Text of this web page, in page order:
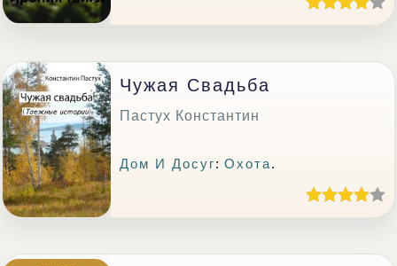
Чужая Свадьба
Пастух Константин
Дом И Досуг:Охота.